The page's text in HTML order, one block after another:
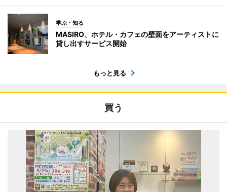
学ぶ・知る
MASIRO、ホテル・カフェの壁面をアーティストに
貸し出すサービス開始
もっと見る
買う